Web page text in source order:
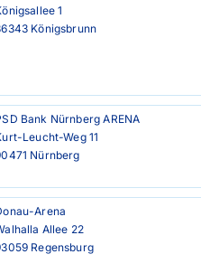
1
Königsbrunn
Bank Nürnberg ARENA
Leucht-Weg 11
Nürnberg
Arena
Allee 22
Regensburg